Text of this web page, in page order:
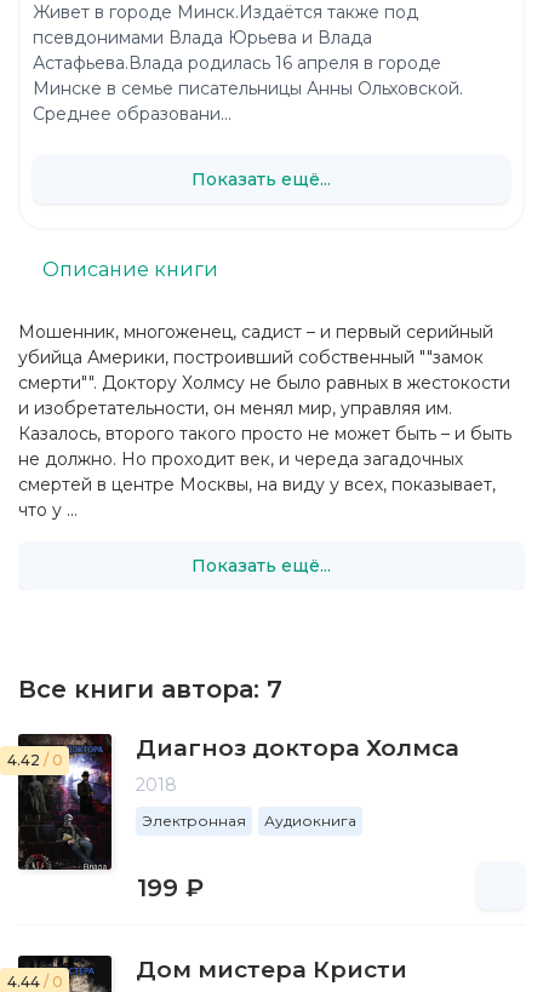
Мошенник, многоженец, садист – и первый серийный
убийца Америки, построивший собственный ""замок
смерти"". Доктору Холмсу не было равных в жестокости
и изобретательности, он менял мир, управляя им.
Казалось, второго такого просто не может быть – и быть
не должно. Но проходит век, и череда загадочных
смертей в центре Москвы, на виду у всех, показывает,
что у ...
Показать ещё...
Описание книги
Все книги автора: 7
4.42 / 0 Диагноз доктора Холмса
2018
Электронная Аудиокнига
199 ₽
4.44 / 0 Дом мистера Кристи
Живет в городе Минск.Издаётся также под
псевдонимами Влада Юрьева и Влада
Астафьева.Влада родилась 16 апреля в городе
Минске в семье писательницы Анны Ольховской.
Среднее образовани...
Показать ещё...